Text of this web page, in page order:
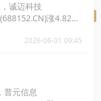
诚迈科技
涨4.82%
2026-06-01 09:45
普元信息